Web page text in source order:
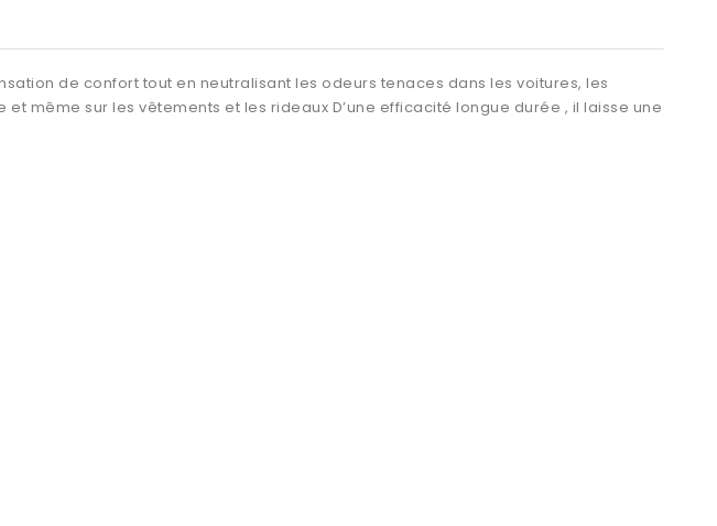
de confort tout en neutralisant les odeurs tenaces dans les voitures, les
même sur les vêtements et les rideaux D’une efficacité longue durée , il laisse une